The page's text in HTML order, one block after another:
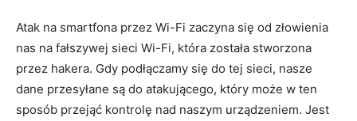
Atak na smartfona przez Wi-Fi zaczyna się od złowienia
nas na fałszywej sieci Wi-Fi, która została stworzona
przez hakera. Gdy podłączamy się do tej sieci, nasze
dane przesyłane są do atakującego, który może w ten
sposób przejąć kontrolę nad naszym urządzeniem. Jest